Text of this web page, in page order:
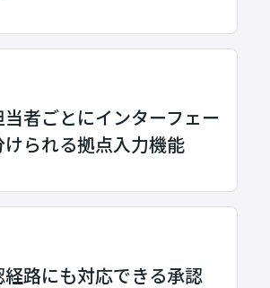
者ごとにインターフェー
けられる拠点入力機能
路にも対応できる承認